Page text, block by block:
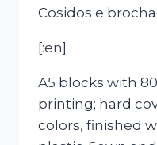
Cosidos e
[:en]
A5 blocks with
printing; hard
colors, finished